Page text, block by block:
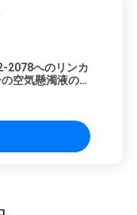
2078へのリンカ
空気懸濁液の空